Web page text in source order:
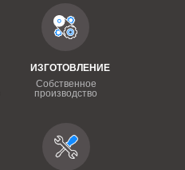
ИЗГОТОВЛЕНИЕ
Собственное
производство